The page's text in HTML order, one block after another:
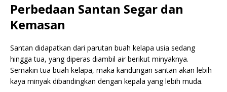
Perbedaan Santan Segar dan
Kemasan
Santan didapatkan dari parutan buah kelapa usia sedang
hingga tua, yang diperas diambil air berikut minyaknya.
Semakin tua buah kelapa, maka kandungan santan akan lebih
kaya minyak dibandingkan dengan kepala yang lebih muda.